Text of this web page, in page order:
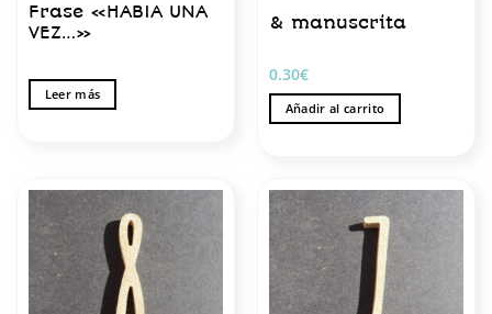
Frase «HABIA UNA
VEZ…»
Leer más
& manuscrita
0.30€
Añadir al carrito